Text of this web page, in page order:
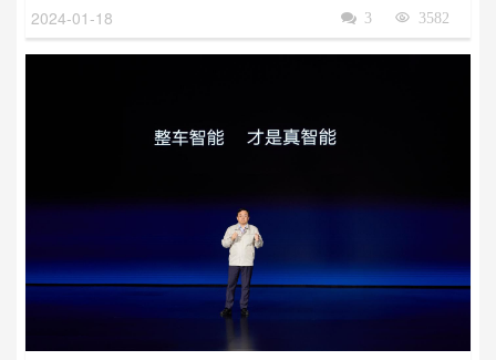
2024-01-18
3582

3
